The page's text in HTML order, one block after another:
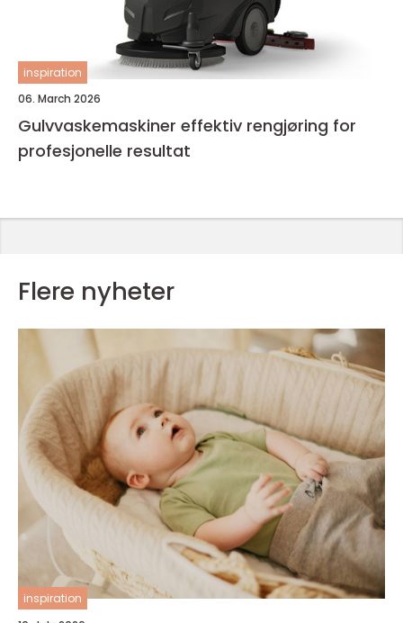
inspiration
06. March 2026
Gulvvaskemaskiner effektiv rengjøring for
profesjonelle resultat
Flere nyheter
inspiration